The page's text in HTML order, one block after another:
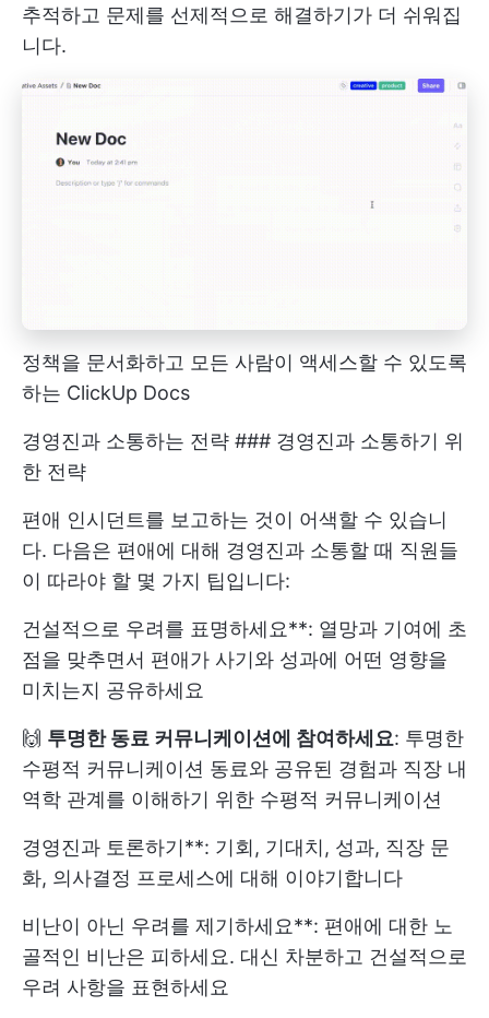
추적하고 문제를 선제적으로 해결하기가 더 쉬워집
니다.
정책을 문서화하고 모든 사람이 액세스할 수 있도록
하는 ClickUp Docs
경영진과 소통하는 전략 ### 경영진과 소통하기 위
한 전략
편애 인시던트를 보고하는 것이 어색할 수 있습니
다. 다음은 편애에 대해 경영진과 소통할 때 직원들
이 따라야 할 몇 가지 팁입니다:
건설적으로 우려를 표명하세요**: 열망과 기여에 초
점을 맞추면서 편애가 사기와 성과에 어떤 영향을
미치는지 공유하세요
🙌 투명한 동료 커뮤니케이션에 참여하세요: 투명한
수평적 커뮤니케이션 동료와 공유된 경험과 직장 내
역학 관계를 이해하기 위한 수평적 커뮤니케이션
경영진과 토론하기**: 기회, 기대치, 성과, 직장 문
화, 의사결정 프로세스에 대해 이야기합니다
비난이 아닌 우려를 제기하세요**: 편애에 대한 노
골적인 비난은 피하세요. 대신 차분하고 건설적으로
우려 사항을 표현하세요